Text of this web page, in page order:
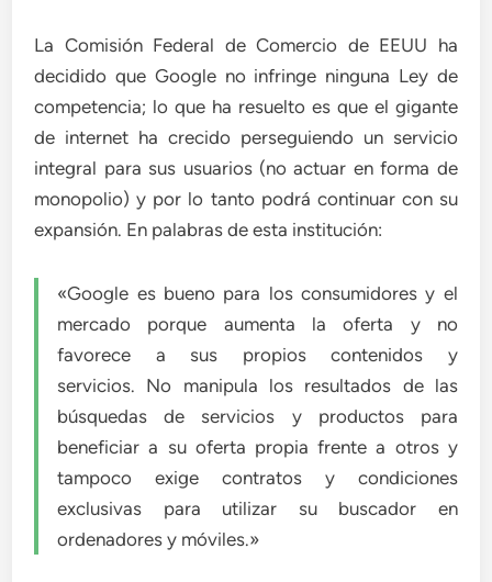
La Comisión Federal de Comercio de EEUU ha
decidido que Google no infringe ninguna Ley de
competencia; lo que ha resuelto es que el gigante
de internet ha crecido perseguiendo un servicio
integral para sus usuarios (no actuar en forma de
monopolio) y por lo tanto podrá continuar con su
expansión. En palabras de esta institución:
«Google es bueno para los consumidores y el
mercado porque aumenta la oferta y no
favorece a sus propios contenidos y
servicios. No manipula los resultados de las
búsquedas de servicios y productos para
beneficiar a su oferta propia frente a otros y
tampoco exige contratos y condiciones
exclusivas para utilizar su buscador en
ordenadores y móviles.»